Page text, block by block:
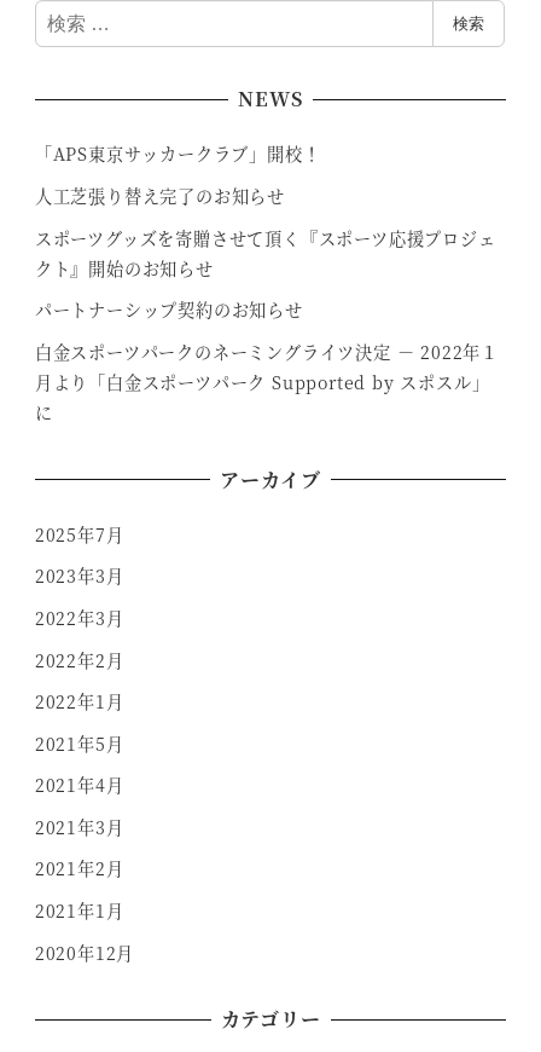
検
索
検索
NEWS
「APS東京サッカークラブ」開校！
人工芝張り替え完了のお知らせ
スポーツグッズを寄贈させて頂く『スポーツ応援プロジェ
クト』開始のお知らせ
パートナーシップ契約のお知らせ
白金スポーツパークのネーミングライツ決定 － 2022年１
月より「白金スポーツパーク Supported by スポスル」
に
アーカイブ
2025年7月
2023年3月
2022年3月
2022年2月
2022年1月
2021年5月
2021年4月
2021年3月
2021年2月
2021年1月
2020年12月
カテゴリー